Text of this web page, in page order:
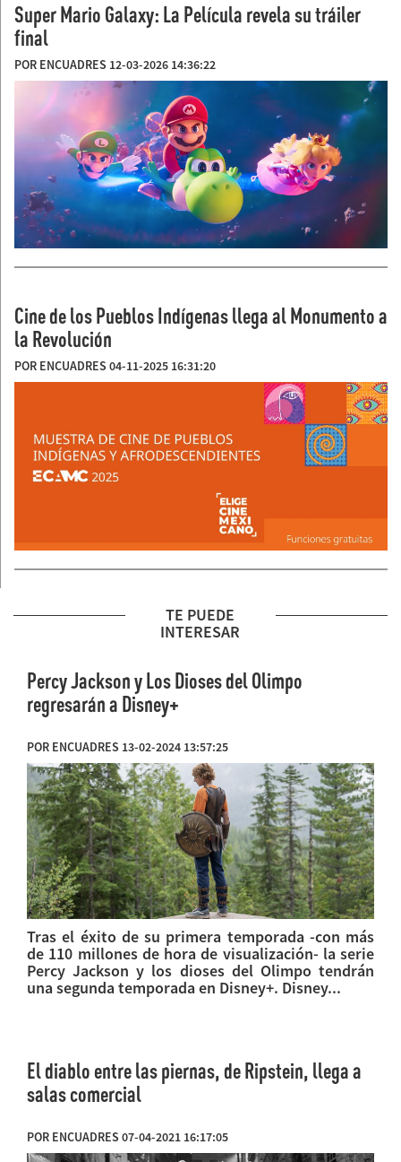
Super Mario Galaxy: La Película revela su tráiler
final
POR ENCUADRES 12-03-2026 14:36:22
Cine de los Pueblos Indígenas llega al Monumento a
la Revolución
POR ENCUADRES 04-11-2025 16:31:20
TE PUEDE
INTERESAR
Percy Jackson y Los Dioses del Olimpo
regresarán a Disney+
POR ENCUADRES 13-02-2024 13:57:25
Tras el éxito de su primera temporada -con más
de 110 millones de hora de visualización- la serie
Percy Jackson y los dioses del Olimpo tendrán
una segunda temporada en Disney+. Disney...
El diablo entre las piernas, de Ripstein, llega a
salas comercial
POR ENCUADRES 07-04-2021 16:17:05